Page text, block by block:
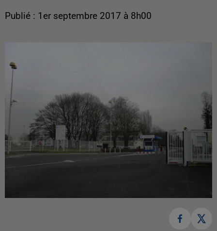
Publié : 1er septembre 2017 à 8h00